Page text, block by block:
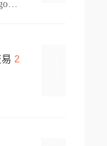
personal effect,used household goods
2